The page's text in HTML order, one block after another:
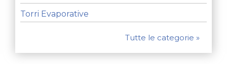
Torri Evaporative
Tutte le categorie »